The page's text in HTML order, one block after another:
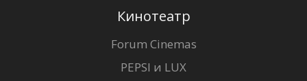
Кинотеатр
Forum Cinemas
PEPSI и LUX